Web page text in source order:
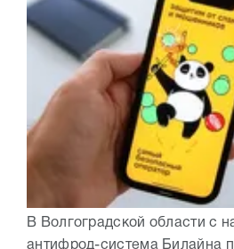
В Волгоградской области с
антифрод-система Билайна